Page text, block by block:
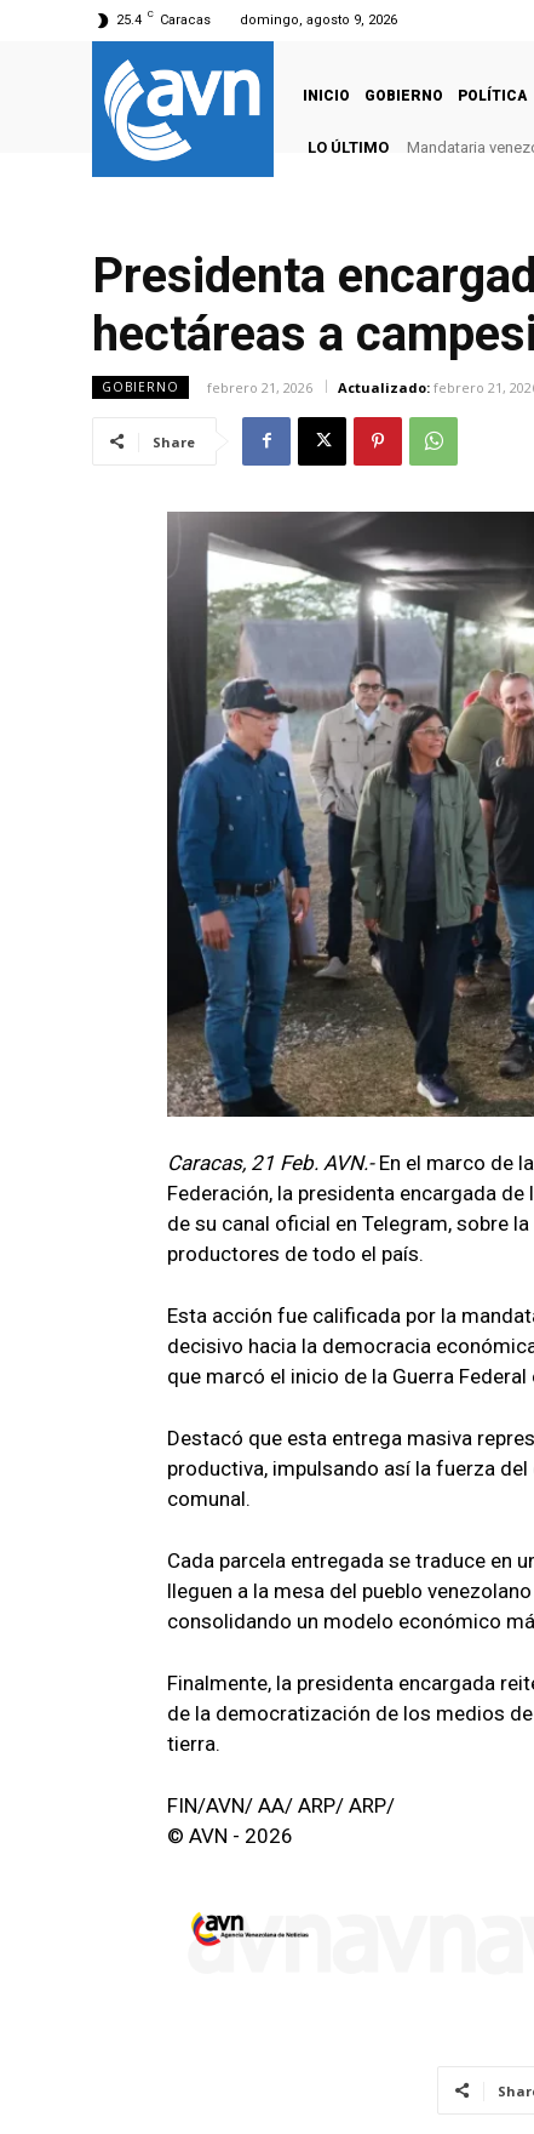
25.4 C Caracas domingo, agosto 9, 2026
INICIO GOBIERNO POLÍTICA
LO ÚLTIMO Mandataria
Presidenta
hectáreas a
GOBIERNO febrero 21, 2026 Actualizado: febrero 21,
Share
Caracas, 21 Feb. AVN.- En el marco de
Federación, la presidenta encargada
de su canal oficial en Telegram, sobre
productores de todo el país.
Esta acción fue calificada por la
decisivo hacia la democracia
que marcó el inicio de la Guerra Federal
Destacó que esta entrega masiva
productiva, impulsando así la fuerza
comunal.
Cada parcela entregada se traduce en
lleguen a la mesa del pueblo
consolidando un modelo económico
Finalmente, la presidenta encargada
de la democratización de los medios
tierra.
FIN/AVN/ AA/ ARP/ ARP/
© AVN - 2026